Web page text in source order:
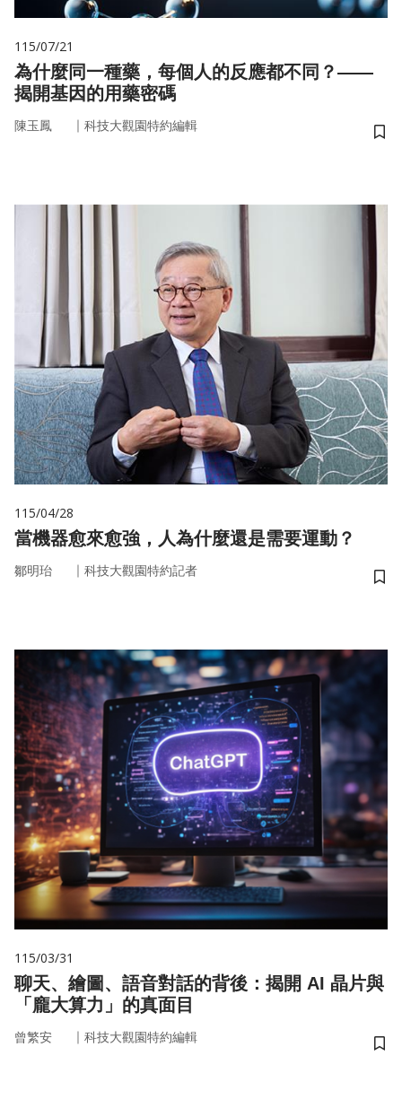
115/07/21
為什麼同一種藥，每個人的反應都不同？——
揭開基因的用藥密碼
陳玉鳳 ｜ 科技大觀園特約編輯
儲
115/04/28
當機器愈來愈強，人為什麼還是需要運動？
鄒明珆 ｜ 科技大觀園特約記者
儲
115/03/31
聊天、繪圖、語音對話的背後：揭開 AI 晶片與
「龐大算力」的真面目
曾繁安 ｜ 科技大觀園特約編輯
儲